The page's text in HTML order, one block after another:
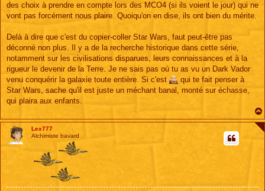
des choix à prendre en compte lors des MCO4 (si ils voient le jour) qui ne
vont pas forcément nous plaire. Quoiqu'on en dise, ils ont bien du mérite.
Delà à dire que c'est du copier-coller Star Wars, faut peut-être pas
déconné non plus. Il y a de la recherche historique dans cette série,
notamment sur les civilisations disparues, leurs connaissances et à la
rigueur le devenir de la Terre. Je ne sais pas où tu as vu un Dark Vador
venu conquérir la galaxie toute entière. Si c'est
qui te fait penser à
Star Wars, sache qu'il est juste un méchant banal, monté sur échasse,
qui plaira aux enfants.
Lex777
Alchimiste bavard